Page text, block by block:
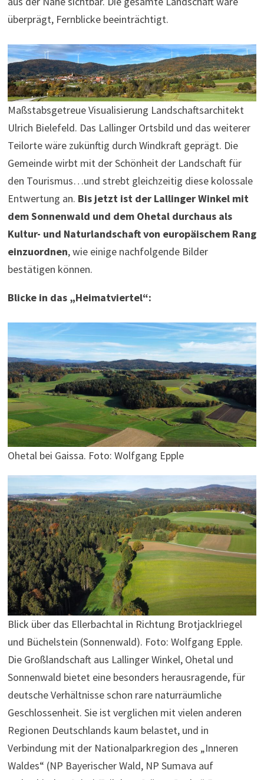
überprägt, Fernblicke beeinträchtigt.
Maßstabsgetreue Visualisierung Landschaftsarchitekt
Ulrich Bielefeld. Das Lallinger Ortsbild und das weiterer
Teilorte wäre zukünftig durch Windkraft geprägt. Die
Gemeinde wirbt mit der Schönheit der Landschaft für
den Tourismus…und strebt gleichzeitig diese kolossale
Entwertung an. Bis jetzt ist der Lallinger Winkel mit
dem Sonnenwald und dem Ohetal durchaus als
Kultur- und Naturlandschaft von europäischem Rang
einzuordnen, wie einige nachfolgende Bilder
bestätigen können.
Blicke in das „Heimatviertel“:
Ohetal bei Gaissa. Foto: Wolfgang Epple
Blick über das Ellerbachtal in Richtung Brotjacklriegel
und Büchelstein (Sonnenwald). Foto: Wolfgang Epple.
Die Großlandschaft aus Lallinger Winkel, Ohetal und
Sonnenwald bietet eine besonders herausragende, für
deutsche Verhältnisse schon rare naturräumliche
Geschlossenheit. Sie ist verglichen mit vielen anderen
Regionen Deutschlands kaum belastet, und in
Verbindung mit der Nationalparkregion des „Inneren
Waldes“ (NP Bayerischer Wald, NP Sumava auf